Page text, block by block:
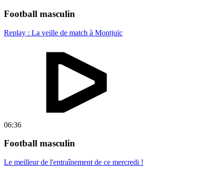
Football masculin
Replay : La veille de match à Montjuïc
06:36
Football masculin
Le meilleur de l'entraînement de ce mercredi !